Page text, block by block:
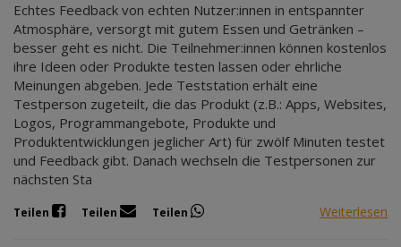
Echtes Feedback von echten Nutzer:innen in entspannter
Atmosphäre, versorgt mit gutem Essen und Getränken –
besser geht es nicht. Die Teilnehmer:innen können kostenlos
ihre Ideen oder Produkte testen lassen oder ehrliche
Meinungen abgeben. Jede Teststation erhält eine
Testperson zugeteilt, die das Produkt (z.B.: Apps, Websites,
Logos, Programmangebote, Produkte und
Produktentwicklungen jeglicher Art) für zwölf Minuten testet
und Feedback gibt. Danach wechseln die Testpersonen zur
nächsten Sta
Teilen Teilen Teilen Weiterlesen